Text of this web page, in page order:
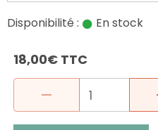
Disponibilité : En stock
18,00€ TTC